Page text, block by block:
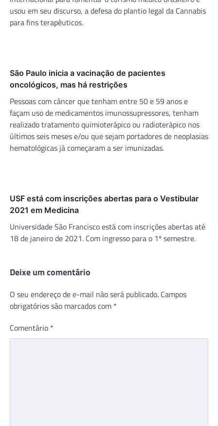
usou em seu discurso, a defesa do plantio legal da Cannabis
para fins terapêuticos.
São Paulo inicia a vacinação de pacientes
oncológicos, mas há restrições
Pessoas com câncer que tenham entre 50 e 59 anos e
façam uso de medicamentos imunossupressores, tenham
realizado tratamento quimioterápico ou radioterápico nos
últimos seis meses e/ou que sejam portadores de neoplasias
hematológicas já começaram a ser imunizadas.
USF está com inscrições abertas para o Vestibular
2021 em Medicina
Universidade São Francisco está com inscrições abertas até
18 de janeiro de 2021. Com ingresso para o 1º semestre.
Deixe um comentário
O seu endereço de e-mail não será publicado. Campos
obrigatórios são marcados com *
Comentário *